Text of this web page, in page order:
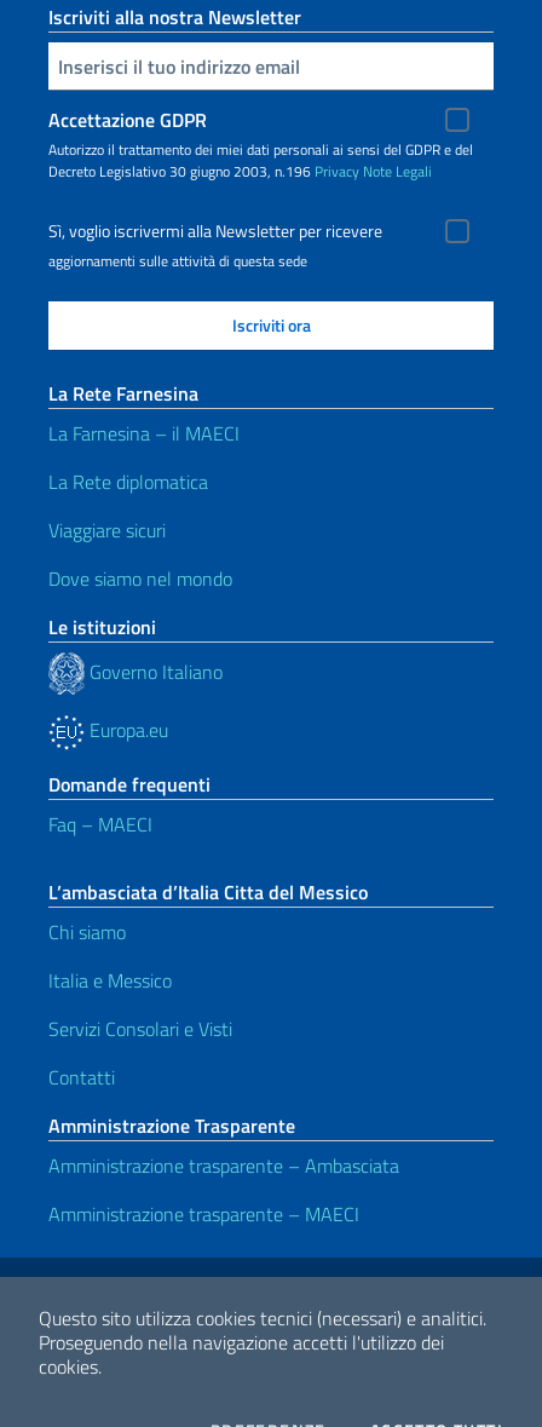
Questo sito utilizza cookies tecnici (necessari) e analitici.
Proseguendo nella navigazione accetti l'utilizzo dei
cookies.
Iscriviti alla nostra Newsletter
Inserisci la tua email
Accettazione GDPR
Autorizzo il trattamento dei miei dati personali ai sensi del GDPR e del
Decreto Legislativo 30 giugno 2003, n.196 Privacy Note Legali
Sì, voglio iscrivermi alla Newsletter per ricevere
aggiornamenti sulle attività di questa sede
La Rete Farnesina
La Farnesina – il MAECI
La Rete diplomatica
Viaggiare sicuri
Dove siamo nel mondo
Le istituzioni
Governo Italiano
Europa.eu
Domande frequenti
Faq – MAECI
L’ambasciata d’Italia Citta del Messico
Chi siamo
Italia e Messico
Servizi Consolari e Visti
Contatti
Amministrazione Trasparente
Amministrazione trasparente – Ambasciata
Amministrazione trasparente – MAECI
Link Utili